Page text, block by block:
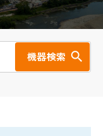
機器検索